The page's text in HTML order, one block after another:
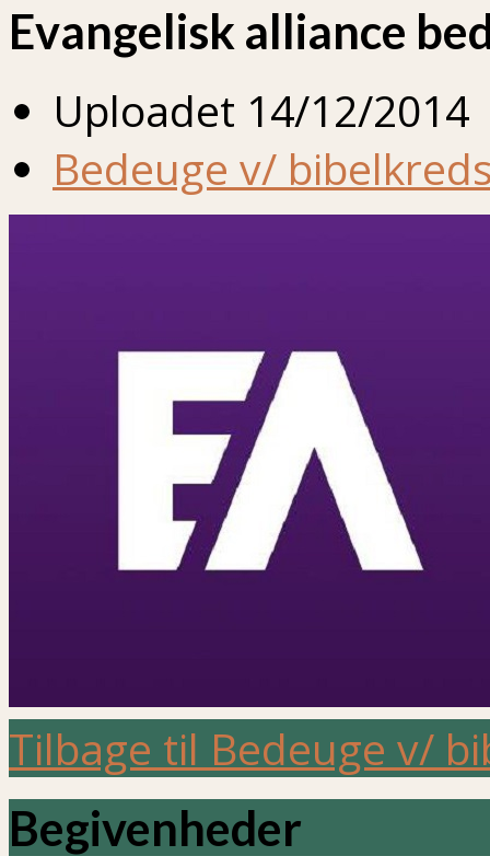
Evangelisk alliance
Uploadet 14/12/2014
Bedeuge v/
Tilbage til Bedeuge v/
Begivenheder